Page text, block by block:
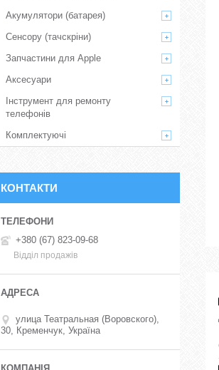
Акумулятори (батарея)
Сенсору (тачскріни)
Запчастини для Apple
Аксесуари
Інструмент для ремонту
телефонів
Комплектуючі
КОНТАКТИ
+380 (67) 823-09-68
Відділ продажів
улица Театральная (Воровского),
30, Кременчук, Україна